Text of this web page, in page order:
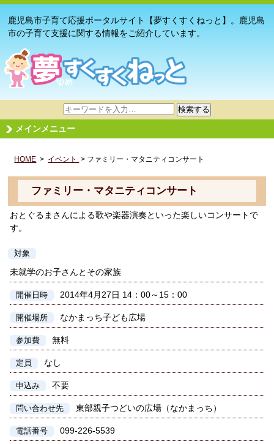
鹿児島市子育て応援ポータルサイト【夢すくすくねっと】。鹿児島
市の子育て支援に関する情報をご紹介しています。
サ
イ
ト
検
検索する
メインメニュー
HOME > イベント > ファミリー・マタニティコンサート
ファミリー・マタニティコンサート
おとぐるまさんによる歌や楽器演奏といった楽しいコンサートで
す。
対象
未就学のお子さんとその家族
開催日時 2014年4月27日 14：00～15：00
開催場所 なかまっち子ども広場
参加費 無料
定員 なし
申込み 不要
問い合わせ先 東部親子つどいの広場（なかまっち）
電話番号 099-226-5539